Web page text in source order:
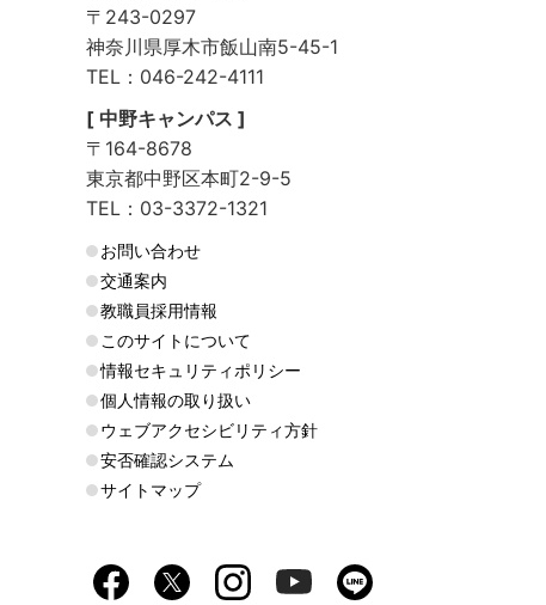
〒243-0297
神奈川県厚木市飯山南5-45-1
TEL：046-242-4111
[ 中野キャンパス ]
〒164-8678
東京都中野区本町2-9-5
TEL：03-3372-1321
お問い合わせ
交通案内
教職員採用情報
このサイトについて
情報セキュリティポリシー
個人情報の取り扱い
ウェブアクセシビリティ方針
安否確認システム
サイトマップ